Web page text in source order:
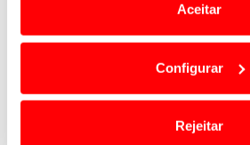
Em alguns casos, a utilização
termos e a todo o tempo as suas
o acesso a informações durante a
Aceitar
Configurar
Rejeitar
Em termos de motorização,o
exclusivamente com motores